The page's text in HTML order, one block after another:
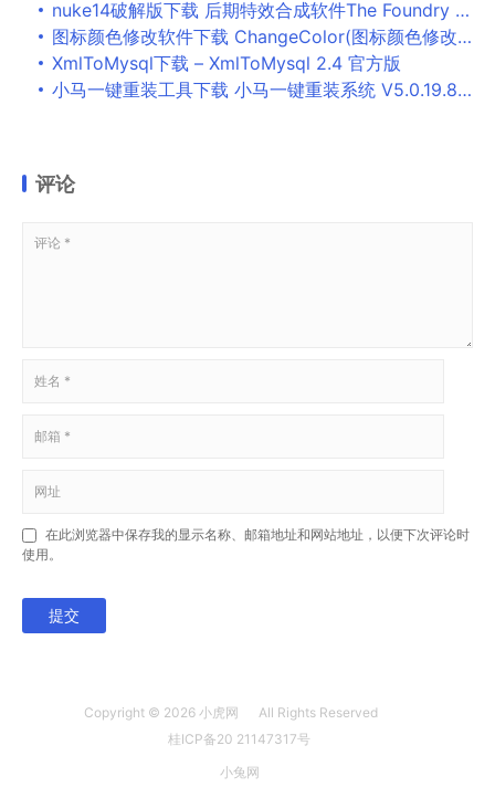
nuke14破解版下载 后期特效合成软件The Foundry Nuke Studio 14.0V5 破解正式版(附安装教程) 64位
图标颜色修改软件下载 ChangeColor(图标颜色修改工具) v1.0 免费绿色版
XmlToMysql下载 – XmlToMysql 2.4 官方版
小马一键重装工具下载 小马一键重装系统 V5.0.19.823 官方正式绿色版
评论
在此浏览器中保存我的显示名称、邮箱地址和网站地址，以便下次评论时
使用。
提交
Copyright © 2026 小虎网
All Rights Reserved
桂ICP备20 21147317号
小兔网